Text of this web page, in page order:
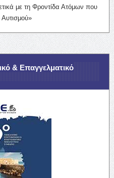
με τη Φροντίδα Ατόμων που
& Επαγγελματικό